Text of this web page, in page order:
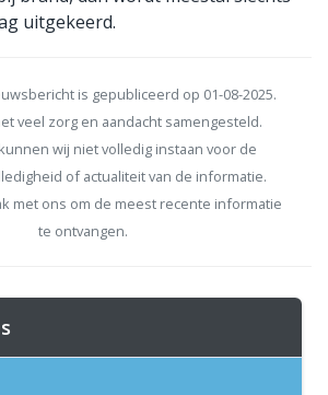
uitgekeerd.
is gepubliceerd op 01-08-2025.
veel zorg en aandacht samengesteld.
wij niet volledig instaan voor de
of actualiteit van de informatie.
met ons om de meest recente informatie
te ontvangen.